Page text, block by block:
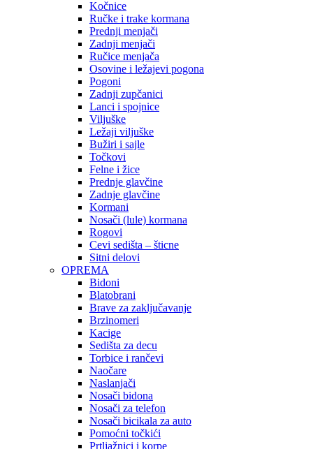
Kočnice
Ručke i trake kormana
Prednji menjači
Zadnji menjači
Ručice menjača
Osovine i ležajevi pogona
Pogoni
Zadnji zupčanici
Lanci i spojnice
Viljuške
Ležaji viljuške
Bužiri i sajle
Točkovi
Felne i žice
Prednje glavčine
Zadnje glavčine
Kormani
Nosači (lule) kormana
Rogovi
Cevi sedišta – šticne
Sitni delovi
OPREMA
Bidoni
Blatobrani
Brave za zaključavanje
Brzinomeri
Kacige
Sedišta za decu
Torbice i rančevi
Naočare
Naslanjači
Nosači bidona
Nosači za telefon
Nosači bicikala za auto
Pomoćni točkići
Prtljažnici i korpe